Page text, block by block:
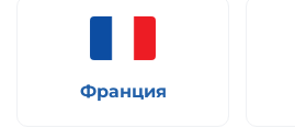
Франция